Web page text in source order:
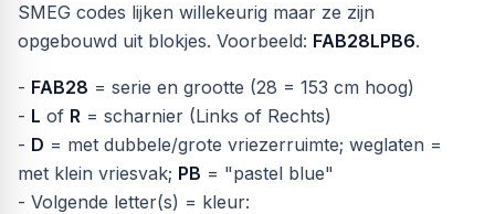
SMEG codes lijken willekeurig maar ze zijn
opgebouwd uit blokjes. Voorbeeld: FAB28LPB6.
- FAB28 = serie en grootte (28 = 153 cm hoog)
- L of R = scharnier (Links of Rechts)
- D = met dubbele/grote vriezerruimte; weglaten =
met klein vriesvak; PB = "pastel blue"
- Volgende letter(s) = kleur: